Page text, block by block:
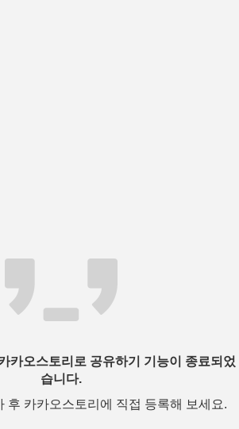
카오스토리로 공유하기 기능이 종료되었
습니다.
후 카카오스토리에 직접 등록해 보세요.